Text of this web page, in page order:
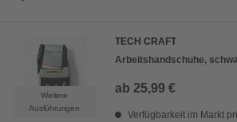
Weitere
Ausführungen
TECH CRAFT
Arbeitshandschuhe,
ab 25,99 €
Verfügbarkeit im Markt